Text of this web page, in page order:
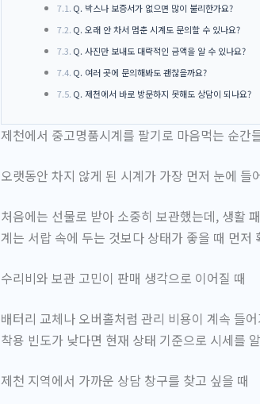
Q. 박스나 보증서가 없으면 많이 불리한가요?
Q. 오래 안 차서 멈춘 시계도 문의할 수 있나요?
Q. 사진만 보내도 대략적인 금액을 알 수 있나요?
Q. 여러 곳에 문의해봐도 괜찮을까요?
Q. 제천에서 바로 방문하지 못해도 상담이 되나요?
제천에서 중고명품시계를 팔기로 마음먹는 순간
오랫동안 차지 않게 된 시계가 가장 먼저 눈에 들
처음에는 선물로 받아 소중히 보관했는데, 생활
계는 서랍 속에 두는 것보다 상태가 좋을 때 먼저
수리비와 보관 고민이 판매 생각으로 이어질 때
배터리 교체나 오버홀처럼 관리 비용이 계속 들
착용 빈도가 낮다면 현재 상태 기준으로 시세를
제천 지역에서 가까운 상담 창구를 찾고 싶을 때